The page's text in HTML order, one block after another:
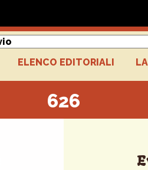
ELENCO EDITORIALI
626